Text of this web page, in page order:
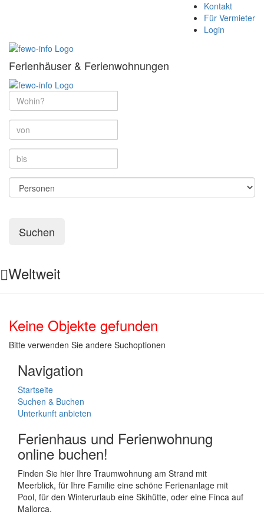
Kontakt
Für Vermieter
Login
Ferienhäuser & Ferienwohnungen
Suchen
Weltweit
Keine Objekte gefunden
Bitte verwenden Sie andere Suchoptionen
Navigation
Startseite
Suchen & Buchen
Unterkunft anbieten
Ferienhaus und Ferienwohnung
online buchen!
Finden Sie hier Ihre Traumwohnung am Strand mit
Meerblick, für Ihre Familie eine schöne Ferienanlage mit
Pool, für den Winterurlaub eine Skihütte, oder eine Finca auf
Mallorca.